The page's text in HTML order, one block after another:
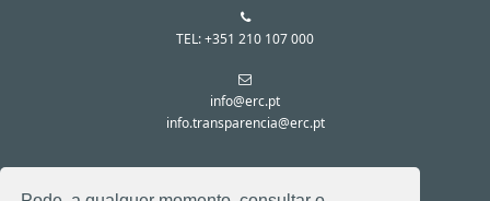
TEL: +351 210 107 000
info@erc.pt
info.transparencia@erc.pt